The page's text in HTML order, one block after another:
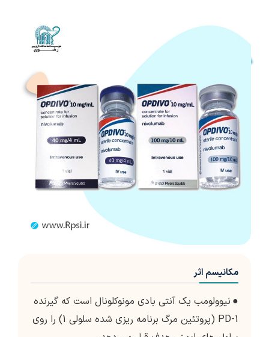
مکانیسم اثر
● نیوولومب یک آنتی بادی مونوکلونال است که گیرنده
PD-1 (پروتئین مرگ برنامه ریزی شده سلولی 1) را روی